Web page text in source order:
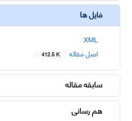
فایل ها
XML
اصل مقاله
412.5 K
سابقه مقاله
هم رسانی